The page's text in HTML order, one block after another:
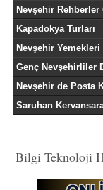
Nevşehir Rehberler
Kapadokya Turları
Nevşehir Yemekleri
Genç Nevşehirliler
Nevşehir de Posta
Saruhan
Bilgi Teknoloji